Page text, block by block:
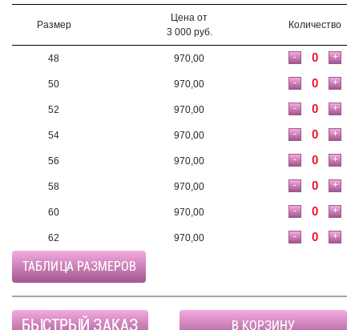
Размер
Цена от
3 000 руб.
Количество
48 970,00 +
-
50 970,00 +
-
52 970,00 +
-
54 970,00 +
-
56 970,00 +
-
58 970,00 +
-
60 970,00 +
-
62 970,00 +
-
ТАБЛИЦА РАЗМЕРОВ
БЫСТРЫЙ ЗАКАЗ В КОРЗИНУ